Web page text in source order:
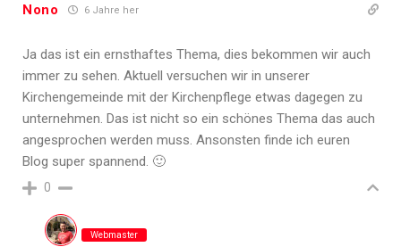
Nono 6 Jahre her
Ja das ist ein ernsthaftes Thema, dies bekommen wir auch
immer zu sehen. Aktuell versuchen wir in unserer
Kirchengemeinde mit der Kirchenpflege etwas dagegen zu
unternehmen. Das ist nicht so ein schönes Thema das auch
angesprochen werden muss. Ansonsten finde ich euren
Blog super spannend. 🙂
0
Webmaster